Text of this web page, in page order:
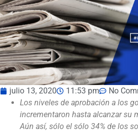
julio 13, 2020 11:53 pm
No
Los niveles de aprobación a los
incrementaron hasta alcanzar su
Aún así, sólo el sólo 34% de los